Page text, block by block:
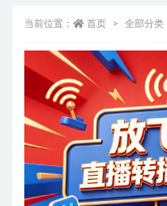
当前位置： 首页 全部分类